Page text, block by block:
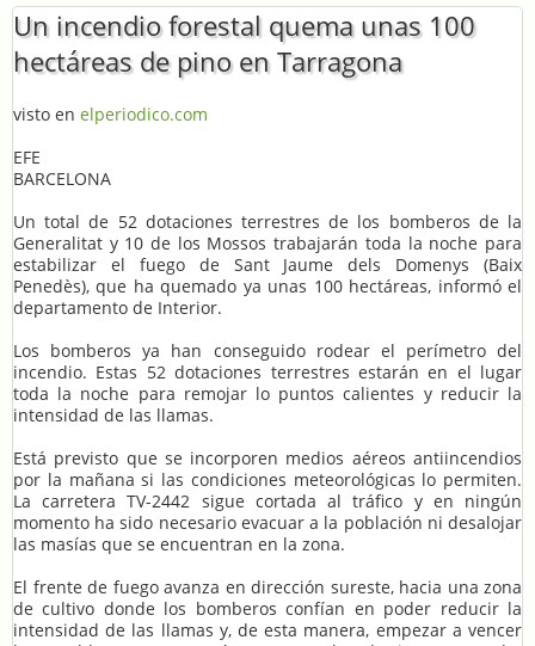
Un incendio forestal quema unas 100
hectáreas de pino en Tarragona
visto en elperiodico.com
EFE
BARCELONA
Un total de 52 dotaciones terrestres de los bomberos de la
Generalitat y 10 de los Mossos trabajarán toda la noche para
estabilizar el fuego de Sant Jaume dels Domenys (Baix
Penedès), que ha quemado ya unas 100 hectáreas, informó el
departamento de Interior.
Los bomberos ya han conseguido rodear el perímetro del
incendio. Estas 52 dotaciones terrestres estarán en el lugar
toda la noche para remojar lo puntos calientes y reducir la
intensidad de las llamas.
Está previsto que se incorporen medios aéreos antiincendios
por la mañana si las condiciones meteorológicas lo permiten.
La carretera TV-2442 sigue cortada al tráfico y en ningún
momento ha sido necesario evacuar a la población ni desalojar
las masías que se encuentran en la zona.
El frente de fuego avanza en dirección sureste, hacia una zona
de cultivo donde los bomberos confían en poder reducir la
intensidad de las llamas y, de esta manera, empezar a vencer